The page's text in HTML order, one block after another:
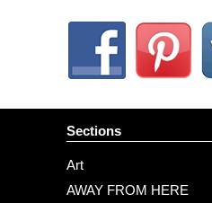
Sections
Art
AWAY FROM HERE